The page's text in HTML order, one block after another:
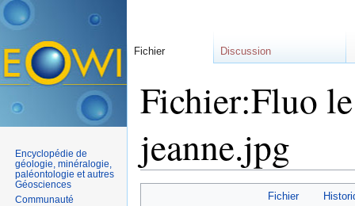
Fichier:Fluo
jeanne.jpg
Fichier
Fichier Discussion
Encyclopédie de
géologie, minéralogie,
paléontologie et autres
Géosciences
Communauté